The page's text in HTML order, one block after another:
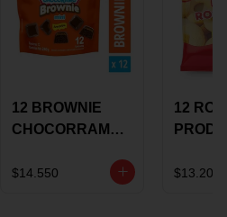
12 BROWNIE
CHOCORRAMO
X 20 GRS
$14.550
12
X 15
$13.200